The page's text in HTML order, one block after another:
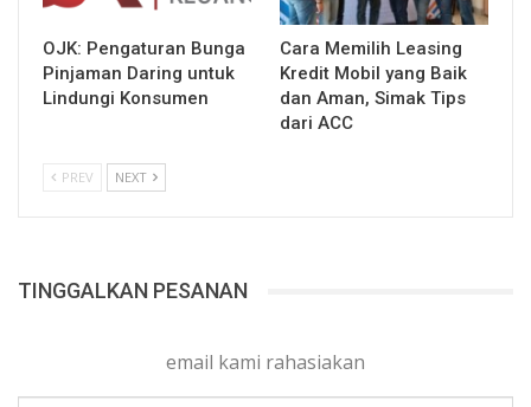
OJK: Pengaturan Bunga
Pinjaman Daring untuk
Lindungi Konsumen
Cara Memilih Leasing
Kredit Mobil yang Baik
dan Aman, Simak Tips
dari ACC
PREV NEXT
TINGGALKAN PESANAN
email kami rahasiakan